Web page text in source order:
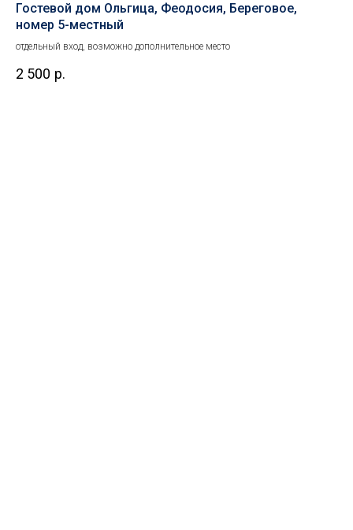
Гостевой дом Ольгица, Феодосия, Береговое,
номер 5-местный
отдельный вход, возможно дополнительное место
2 500 р.